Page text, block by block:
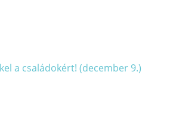
a családokért! (december 9.)